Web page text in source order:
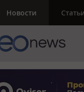
Новости Статьи